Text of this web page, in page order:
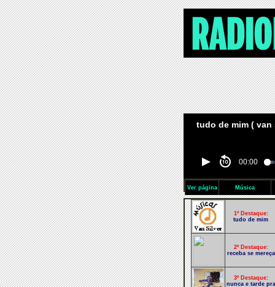
tudo de mim ( van
00:00
Ver página Música
1º Destaque:
tudo de mim
2º Destaque:
receba se mereça
3º Destaque:
nunca e tarde pra